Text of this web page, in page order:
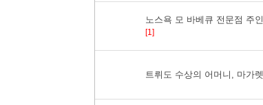
노스욕 모 바베큐 전문점 주
[1]
트뤼도 수상의 어머니, 마가